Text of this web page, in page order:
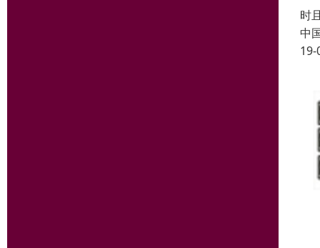
时
中
19-